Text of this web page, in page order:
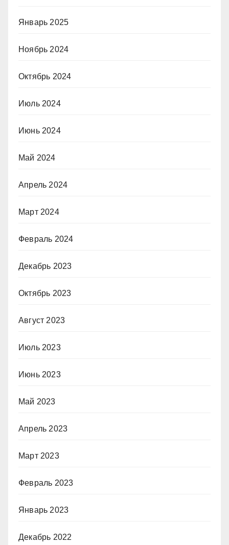
Январь 2025
Ноябрь 2024
Октябрь 2024
Июль 2024
Июнь 2024
Май 2024
Апрель 2024
Март 2024
Февраль 2024
Декабрь 2023
Октябрь 2023
Август 2023
Июль 2023
Июнь 2023
Май 2023
Апрель 2023
Март 2023
Февраль 2023
Январь 2023
Декабрь 2022